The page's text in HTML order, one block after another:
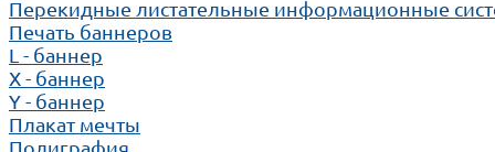
Перекидные листательные информационные
Печать баннеров
L - баннер
X - баннер
Y - баннер
Плакат мечты
Полиграфия